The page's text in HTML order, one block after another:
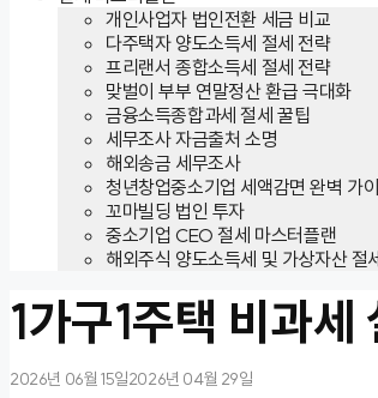
개인사업자 법인전환 세금 비교
다주택자 양도소득세 절세 전략
프리랜서 종합소득세 절세 전략
맞벌이 부부 연말정산 환급 극대화
금융소득종합과세 절세 꿀팁
세무조사 자금출처 소명
해외송금 세무조사
청년창업중소기업 세액감면 완벽 가
꼬마빌딩 법인 투자
중소기업 CEO 절세 마스터플랜
해외주식 양도소득세 및 가상자산 절
1가구1주택 비과세
2026년 06월 15일2026년 04월 29일